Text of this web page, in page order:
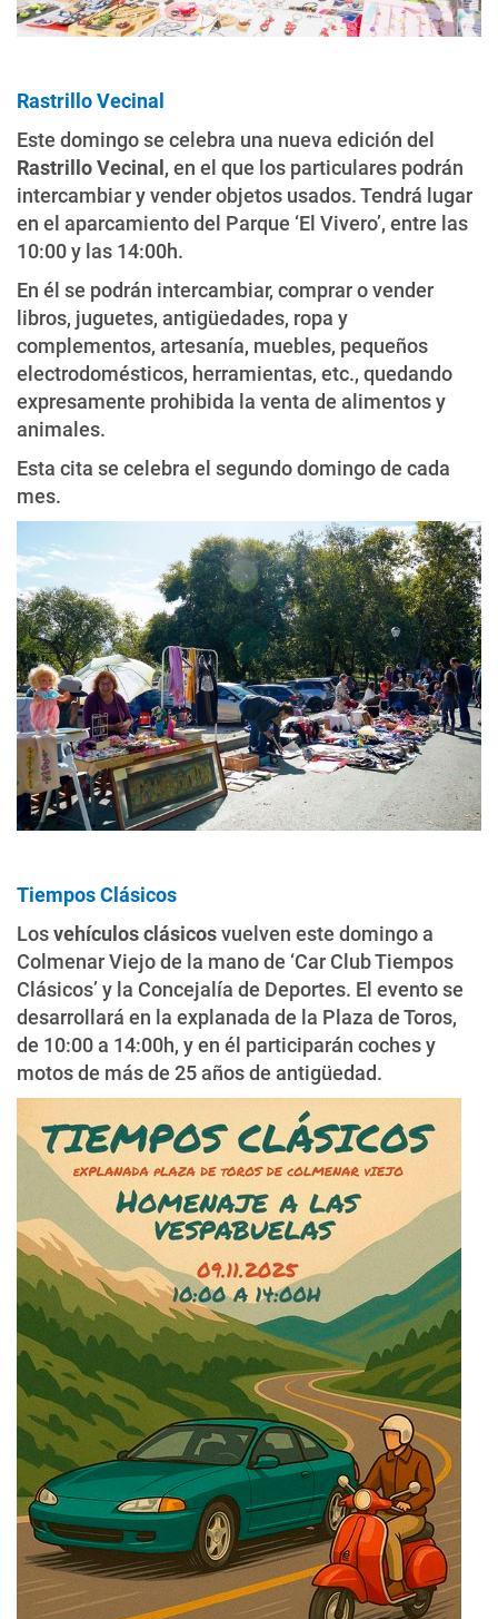
Rastrillo Vecinal
Este domingo se celebra una nueva edición del
Rastrillo Vecinal , en el que los particulares podrán
intercambiar y vender objetos usados. Tendrá lugar
en el aparcamiento del Parque ‘El Vivero’, entre las
10:00 y las 14:00h.
En él se podrán intercambiar, comprar o vender
libros, juguetes, antigüedades, ropa y
complementos, artesanía, muebles, pequeños
electrodomésticos, herramientas, etc., quedando
expresamente prohibida la venta de alimentos y
animales.
Esta cita se celebra el segundo domingo de cada
mes.
Tiempos Clásicos
Losvehículos clásicosvuelven este domingo a
Colmenar Viejo de la mano de ‘Car Club Tiempos
Clásicos’ y la Concejalía de Deportes. El evento se
desarrollará en la explanada de la Plaza de Toros,
de 10:00 a 14:00h, y en él participarán coches y
motos de más de 25 años de antigüedad.